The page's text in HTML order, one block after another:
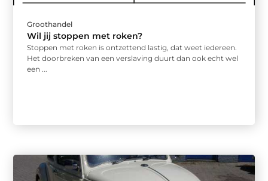
Groothandel
Wil jij stoppen met roken?
Stoppen met roken is ontzettend lastig, dat weet iedereen.
Het doorbreken van een verslaving duurt dan ook echt wel
een ...